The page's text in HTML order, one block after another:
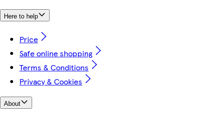
Here to help
Price
Safe online shopping
Terms & Conditions
Privacy & Cookies
About